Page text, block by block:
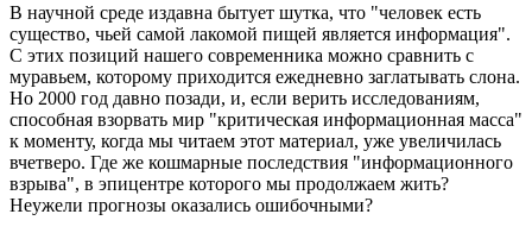
В научной среде издавна бытует шутка, что "человек есть
существо, чьей самой лакомой пищей является информация".
С этих позиций нашего современника можно сравнить с
муравьем, которому приходится ежедневно заглатывать слона.
Но 2000 год давно позади, и, если верить исследованиям,
способная взорвать мир "критическая информационная масса"
к моменту, когда мы читаем этот материал, уже увеличилась
вчетверо. Где же кошмарные последствия "информационного
взрыва", в эпицентре которого мы продолжаем жить?
Неужели прогнозы оказались ошибочными?